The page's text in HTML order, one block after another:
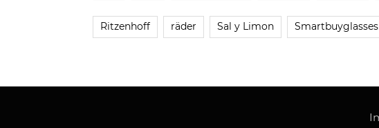
Ritzenhoff räder Sal y Limon Smartbuyglasses